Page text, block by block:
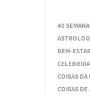
40
BEM-
COISAS DA
COISAS DE